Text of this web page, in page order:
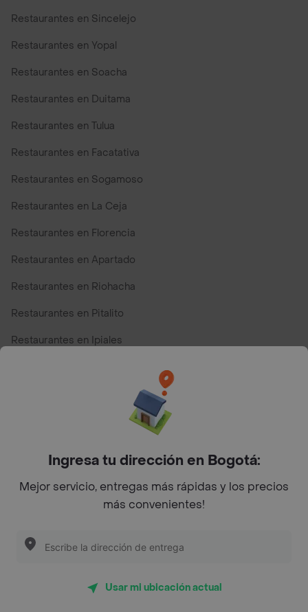
Restaurantes en Sincelejo
Restaurantes en Yopal
Restaurantes en Soacha
Restaurantes en Duitama
Restaurantes en Tulua
Restaurantes en Facatativa
Restaurantes en Sogamoso
Restaurantes en La Ceja
Restaurantes en Florencia
Restaurantes en Apartado
Restaurantes en Riohacha
Restaurantes en Pitalito
Restaurantes en Ipiales
Top Marcas y Cadenas de Restaurantes
Encuéntranos en estos países
App Store Google play
Restaurantes cerca de mi para pedir Comida a Domicilio -
Ingresa tu dirección en Bogotá:
Mejor servicio, entregas más rápidas y los precios
más convenientes!
Usar mi ubicación actual